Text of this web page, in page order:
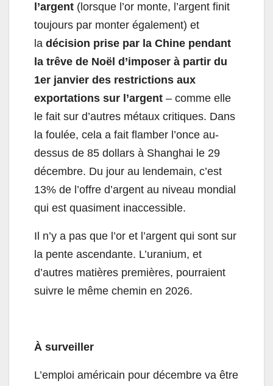
l’argent (lorsque l’or monte, l’argent finit
toujours par monter également) et
la décision prise par la Chine pendant
la trêve de Noël d’imposer à partir du
1er janvier des restrictions aux
exportations sur l’argent – comme elle
le fait sur d’autres métaux critiques. Dans
la foulée, cela a fait flamber l’once au-
dessus de 85 dollars à Shanghai le 29
décembre. Du jour au lendemain, c’est
13% de l’offre d’argent au niveau mondial
qui est quasiment inaccessible.
Il n’y a pas que l’or et l’argent qui sont sur
la pente ascendante. L’uranium, et
d’autres matières premières, pourraient
suivre le même chemin en 2026.
À surveiller
L’emploi américain pour décembre va être